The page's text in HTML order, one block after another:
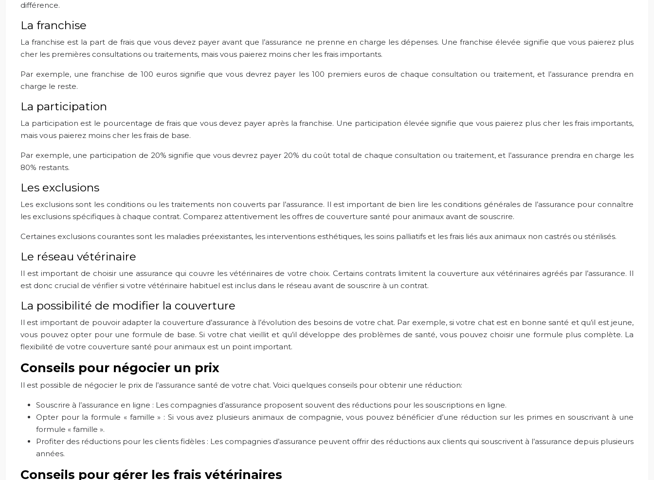
différence.
La franchise
La franchise est la part de frais que vous devez payer avant que l’assurance ne prenne en charge les dépenses. Une franchise élevée signifie que vous paierez plus
cher les premières consultations ou traitements, mais vous paierez moins cher les frais importants.
Par exemple, une franchise de 100 euros signifie que vous devrez payer les 100 premiers euros de chaque consultation ou traitement, et l’assurance prendra en
charge le reste.
La participation
La participation est le pourcentage de frais que vous devez payer après la franchise. Une participation élevée signifie que vous paierez plus cher les frais importants,
mais vous paierez moins cher les frais de base.
Par exemple, une participation de 20% signifie que vous devrez payer 20% du coût total de chaque consultation ou traitement, et l’assurance prendra en charge les
80% restants.
Les exclusions
Les exclusions sont les conditions ou les traitements non couverts par l’assurance. Il est important de bien lire les conditions générales de l’assurance pour connaître
les exclusions spécifiques à chaque contrat. Comparez attentivement les offres de couverture santé pour animaux avant de souscrire.
Certaines exclusions courantes sont les maladies préexistantes, les interventions esthétiques, les soins palliatifs et les frais liés aux animaux non castrés ou stérilisés.
Le réseau vétérinaire
Il est important de choisir une assurance qui couvre les vétérinaires de votre choix. Certains contrats limitent la couverture aux vétérinaires agréés par l’assurance. Il
est donc crucial de vérifier si votre vétérinaire habituel est inclus dans le réseau avant de souscrire à un contrat.
La possibilité de modifier la couverture
Il est important de pouvoir adapter la couverture d’assurance à l’évolution des besoins de votre chat. Par exemple, si votre chat est en bonne santé et qu’il est jeune,
vous pouvez opter pour une formule de base. Si votre chat vieillit et qu’il développe des problèmes de santé, vous pouvez choisir une formule plus complète. La
flexibilité de votre couverture santé pour animaux est un point important.
Conseils pour négocier un prix
Il est possible de négocier le prix de l’assurance santé de votre chat. Voici quelques conseils pour obtenir une réduction:
Souscrire à l’assurance en ligne : Les compagnies d’assurance proposent souvent des réductions pour les souscriptions en ligne.
Opter pour la formule « famille » : Si vous avez plusieurs animaux de compagnie, vous pouvez bénéficier d’une réduction sur les primes en souscrivant à une
formule « famille ».
Profiter des réductions pour les clients fidèles : Les compagnies d’assurance peuvent offrir des réductions aux clients qui souscrivent à l’assurance depuis plusieurs
années.
Conseils pour gérer les frais vétérinaires